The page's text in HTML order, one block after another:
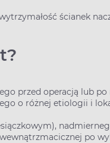
ścianek
przed operacją lub po
o różnej etiologii i
po